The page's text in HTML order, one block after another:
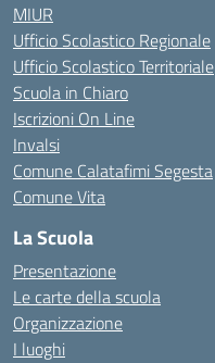
MIUR
Ufficio Scolastico Regionale
Ufficio Scolastico Territoriale
Scuola in Chiaro
Iscrizioni On Line
Invalsi
Comune Calatafimi Segesta
Comune Vita
La Scuola
Presentazione
Le carte della scuola
Organizzazione
I luoghi